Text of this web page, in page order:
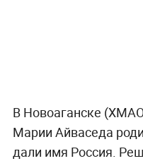
В Новоаганске
Марии Айваседа
дали имя Россия.